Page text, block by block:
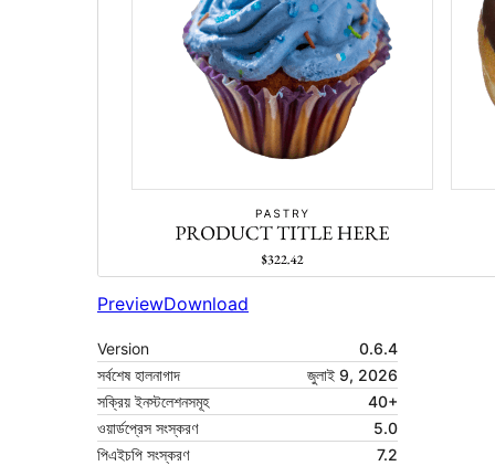
PreviewDownload
Version
0.6.4
সর্বশেষ হালনাগাদ
জুলাই 9, 2026
সক্রিয় ইনস্টলেশনসমূহ
40+
ওয়ার্ডপ্রেস সংস্করণ
5.0
পিএইচপি সংস্করণ
7.2